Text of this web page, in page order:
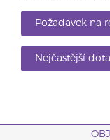
Požadavek na
Nejčastější